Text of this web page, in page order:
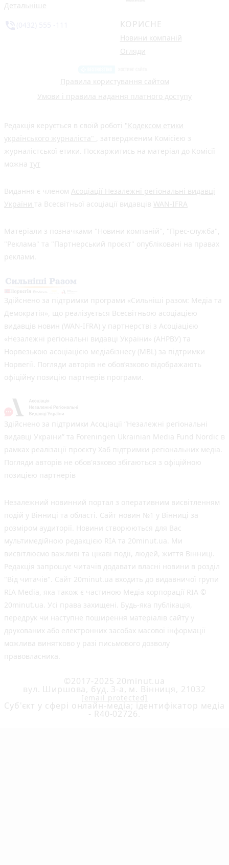
Детальніше
КОРИСНЕ
Новини компаній
Огляди
Правила користування сайтом
Умови і правила надання платного доступу
Редакція керується в своїй роботі "Кодексом етики
українського журналіста" , затвердженим Комісією з
журналістської етики. Поскаржитись на матеріал до Комісії
можна тут
Видання є членом Асоціації Незалежні регіональні видавці
України та Всесвітньої асоціації видавців WAN-IFRA
Матеріали з позначками "Новини компаній", "Прес-служба",
"Реклама" та "Партнерський проєкт" опубліковані на правах
реклами.
Здійснено за підтримки програми «Сильніші разом: Медіа та
Демократія», що реалізується Всесвітньою асоціацією
видавців новин (WAN-IFRA) у партнерстві з Асоціацією
«Незалежні регіональні видавці України» (АНРВУ) та
Норвезькою асоціацією медіабізнесу (MBL) за підтримки
Норвегії. Погляди авторів не обов’язково відображають
офіційну позицію партнерів програми.
Здійснено за підтримки Асоціації “Незалежні регіональні
видавці України” та Foreningen Ukrainian Media Fund Nordic в
рамках реалізації проєкту Хаб підтримки регіональних медіа.
Погляди авторів не обов'язково збігаються з офіційною
позицією партнерів
Незалежний новинний портал з оперативним висвітленням
подій у Вінниці та області. Сайт новин №1 у Вінниці за
розміром аудиторії. Новини створюються для Вас
мультимедійною редакцією RIA та 20minut.ua. Ми
висвітлюємо важливі та цікаві події, людей, життя Вінниці.
Редакція запрошує читачів додавати власні новини в розділ
"Від читачів". Сайт 20minut.ua входить до видавничої групи
RIA Media, яка також є частиною Медіа корпорації RIA ©
20minut.ua. Усі права захищені. Будь-яка публiкацiя,
передрук чи наступне поширення матеріалів сайту у
друкованих або електронних засобах масової інформації
можлива винятково у разі письмового дозволу
правовласника.
©2017-2025 20minut.ua
вул. Ширшова, буд. 3-а, м. Вінниця, 21032
[email protected]
Cуб'єкт у сфері онлайн-медіа; ідентифікатор медіа
- R40-02726.